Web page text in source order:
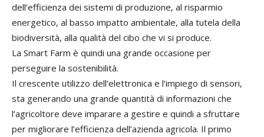
dell’efficienza dei sistemi di produzione, al risparmio
energetico, al basso impatto ambientale, alla tutela della
biodiversità, alla qualità del cibo che vi si produce.
La Smart Farm è quindi una grande occasione per
perseguire la sostenibilità.
Il crescente utilizzo dell’elettronica e l’impiego di sensori,
sta generando una grande quantità di informazioni che
l’agricoltore deve imparare a gestire e quindi a sfruttare
per migliorare l’efficienza dell’azienda agricola. Il primo